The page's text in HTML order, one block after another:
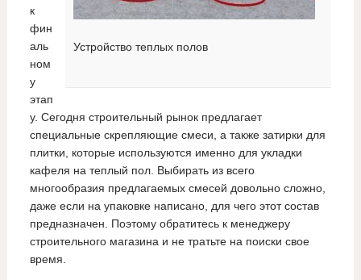
Устройство теплых полов
к
фин
аль
ном
у
этап
у. Сегодня строительный рынок предлагает
специальные скрепляющие смеси, а также затирки для
плитки, которые используются именно для укладки
кафеля на теплый пол. Выбирать из всего
многообразия предлагаемых смесей довольно сложно,
даже если на упаковке написано, для чего этот состав
предназначен. Поэтому обратитесь к менеджеру
строительного магазина и не тратьте на поиски свое
время.